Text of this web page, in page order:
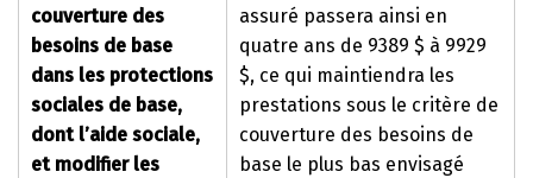
couverture des
besoins de base
dans les protections
sociales de base,
dont l’aide sociale,
et modifier les
assuré passera ainsi en
quatre ans de 9389 $ à 9929
$, ce qui maintiendra les
prestations sous le critère de
couverture des besoins de
base le plus bas envisagé